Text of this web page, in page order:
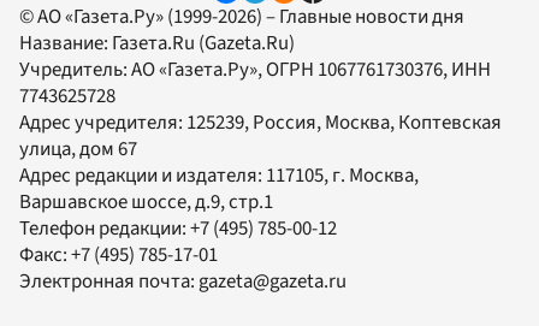
© АО «Газета.Ру» (1999-2026) – Главные новости дня
Название: Газета.Ru (Gazeta.Ru)
Учредитель:АО «Газета.Ру», ОГРН 1067761730376, ИНН
7743625728
Адрес учредителя: 125239, Россия, Москва, Коптевская
улица, дом 67
Адрес редакции и издателя: 117105, г. Москва,
Варшавское шоссе, д.9, стр.1
Телефон редакции:+7 (495) 785-00-12
Факс:+7 (495) 785-17-01
Электронная почта:gazeta@gazeta.ru